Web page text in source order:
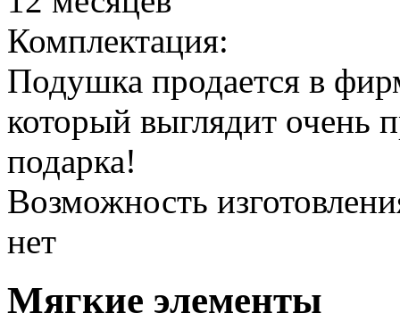
Комплектация:
Подушка продается в
который выглядит очень
подарка!
Возможность
нет
Мягкие элементы